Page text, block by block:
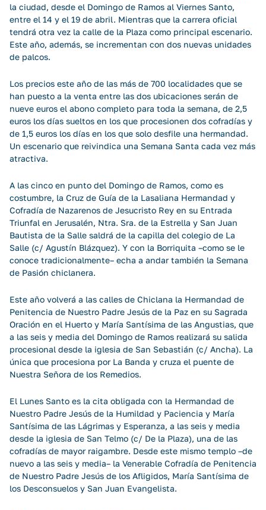
la ciudad, desde el Domingo de Ramos al Viernes Santo,
entre el 14 y el 19 de abril. Mientras que la carrera oficial
tendrá otra vez la calle de la Plaza como principal escenario.
Este año, además, se incrementan con dos nuevas unidades
de palcos.
Los precios este año de las más de 700 localidades que se
han puesto a la venta entre las dos ubicaciones serán de
nueve euros el abono completo para toda la semana, de 2,5
euros los días sueltos en los que procesionen dos cofradías y
de 1,5 euros los días en los que solo desfile una hermandad.
Un escenario que reivindica una Semana Santa cada vez más
atractiva.
A las cinco en punto del Domingo de Ramos, como es
costumbre, la Cruz de Guía de la Lasaliana Hermandad y
Cofradía de Nazarenos de Jesucristo Rey en su Entrada
Triunfal en Jerusalén, Ntra. Sra. de la Estrella y San Juan
Bautista de la Salle saldrá de la capilla del colegio de La
Salle (c/ Agustín Blázquez). Y con la Borriquita –como se le
conoce tradicionalmente– echa a andar también la Semana
de Pasión chiclanera.
Este año volverá a las calles de Chiclana la Hermandad de
Penitencia de Nuestro Padre Jesús de la Paz en su Sagrada
Oración en el Huerto y María Santísima de las Angustias, que
a las seis y media del Domingo de Ramos realizará su salida
procesional desde la iglesia de San Sebastián (c/ Ancha). La
única que procesiona por La Banda y cruza el puente de
Nuestra Señora de los Remedios.
El Lunes Santo es la cita obligada con la Hermandad de
Nuestro Padre Jesús de la Humildad y Paciencia y María
Santísima de las Lágrimas y Esperanza, a las seis y media
desde la iglesia de San Telmo (c/ De la Plaza), una de las
cofradías de mayor raigambre. Desde este mismo templo –de
nuevo a las seis y media– la Venerable Cofradía de Penitencia
de Nuestro Padre Jesús de los Afligidos, María Santísima de
los Desconsuelos y San Juan Evangelista.